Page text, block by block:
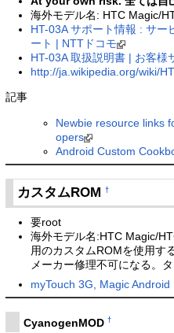
海外モデル名: HTC Magic/
HT-03A サポート情報 : サー
ート | NTTドコモ
HT-03A 取扱説明書 | お客様
http://ja.wikipedia.org/wiki/
記事
Newbie resource links
opers
Android Custom
カスタムROM†
要root
海外モデル名:HTC Magic/
用のカスタムROMを使用す
メーカー修理不可になる。
myTouch 3G, Magic
CyanogenMOD †